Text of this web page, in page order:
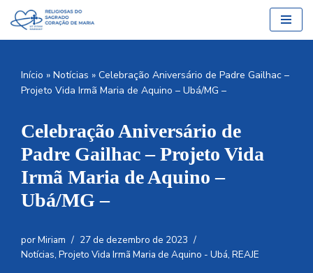
Pular
conteúdo
Início » Notícias » Celebração Aniversário de Padre Gailhac –
Projeto Vida Irmã Maria de Aquino – Ubá/MG –
Celebração Aniversário de
Padre Gailhac – Projeto Vida
Irmã Maria de Aquino –
Ubá/MG –
porMiriam
27 de dezembro de 2023
Notícias, Projeto Vida Irmã Maria de Aquino - Ubá, REAJE